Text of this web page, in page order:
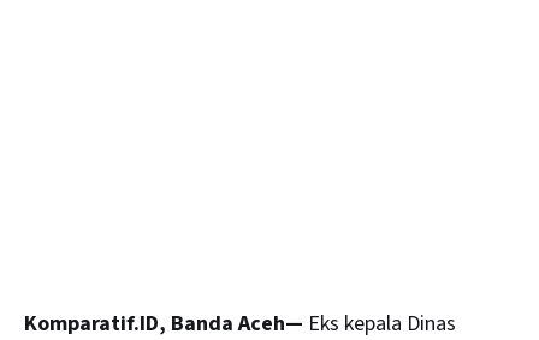
Komparatif.ID, Banda Aceh— Eks kepala Dinas